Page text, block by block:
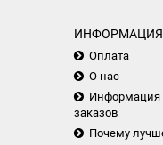
ИНФОРМАЦИЯ
Оплата
О нас
Информация
заказов
Почему